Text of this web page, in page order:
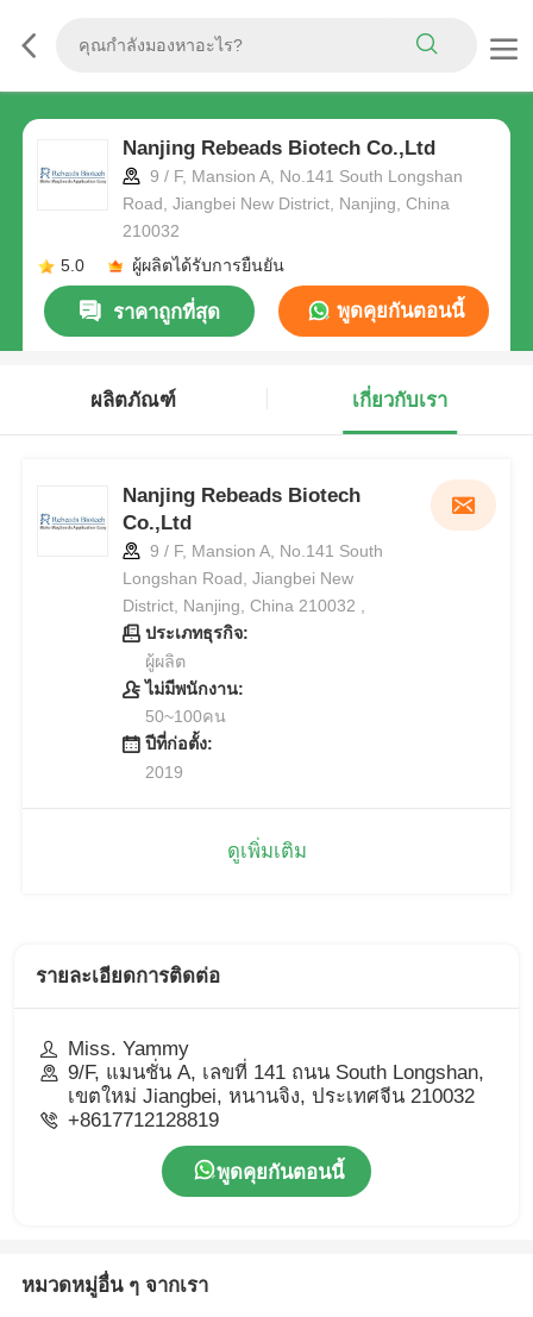
Nanjing Rebeads Biotech Co.,Ltd
9 / F, Mansion A, No.141 South Longshan
Road, Jiangbei New District, Nanjing, China
210032
5.0
ผู้ผลิตได้รับการยืนยัน
ราคาถูกที่สุด พูดคุยกันตอนนี้
ผลิตภัณฑ์ เกี่ยวกับเรา
Nanjing Rebeads Biotech
Co.,Ltd
9 / F, Mansion A, No.141 South
Longshan Road, Jiangbei New
District, Nanjing, China 210032 ,
ประเภทธุรกิจ:
ผู้ผลิต
ไม่มีพนักงาน:
50~100คน
ปีที่ก่อตั้ง:
2019
ดูเพิ่มเติม
รายละเอียดการติดต่อ
Miss. Yammy
9/F, แมนชั่น A, เลขที่ 141 ถนน South Longshan,
เขตใหม่ Jiangbei, หนานจิง, ประเทศจีน 210032
+8617712128819
พูดคุยกันตอนนี้
หมวดหมู่อื่น ๆ จากเรา